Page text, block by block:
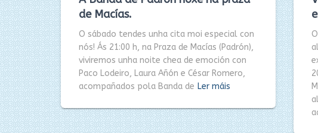
de Macías.
O sábado tendes unha cita moi especial con
nós! Ás 21:00 h, na Praza de Macías (Padrón),
viviremos unha noite chea de emoción con
Paco Lodeiro, Laura Añón e César Romero,
acompañados pola Banda de Ler máis